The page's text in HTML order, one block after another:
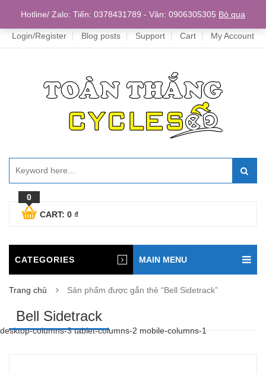
Home
Login/Register Blog posts Support Cart My Account
0
CART: 0 ₫
CATEGORIES MAIN MENU
Trang chủ Sản phẩm được gắn thẻ “Bell Sidetrack”
Bell Sidetrack
desktop-columns-3 tablet-columns-2 mobile-columns-1
Hotline/ Zalo: Tiến: 0378431789 - Vân: 0906305305 Bỏ qua